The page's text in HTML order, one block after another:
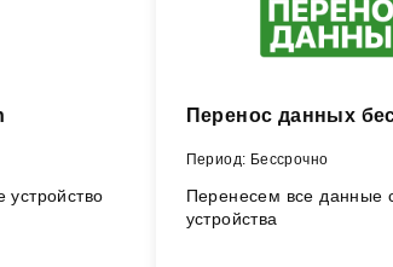
Перенос данных
Период: Бессрочно
Перенесем все данные
устройства